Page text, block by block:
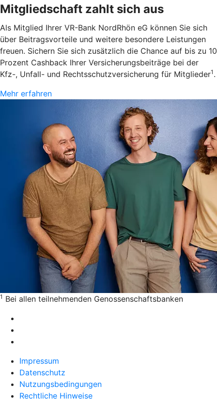
Mitgliedschaft zahlt sich aus
Als Mitglied Ihrer VR-Bank NordRhön eG können Sie sich
über Beitragsvorteile und weitere besondere Leistungen
freuen. Sichern Sie sich zusätzlich die Chance auf bis zu 10
Prozent Cashback Ihrer Versicherungsbeiträge bei der
Kfz-, Unfall- und Rechtsschutzversicherung für Mitglieder1 .
Mehr erfahren
1 Bei allen teilnehmenden Genossenschaftsbanken
Impressum
Datenschutz
Nutzungsbedingungen
Rechtliche Hinweise